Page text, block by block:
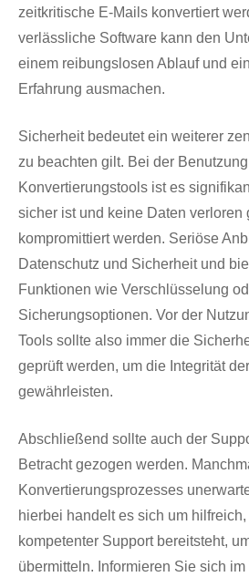
zeitkritische E-Mails konvertiert
verlässliche Software kann den
einem reibungslosen Ablauf und
Erfahrung ausmachen.
Sicherheit bedeutet ein weiterer
zu beachten gilt. Bei der
Konvertierungstools ist es
sicher ist und keine Daten verloren
kompromittiert werden. Seriöse
Datenschutz und Sicherheit und
Funktionen wie Verschlüsselung
Sicherungsoptionen. Vor der
Tools sollte also immer die
geprüft werden, um die Integrität
gewährleisten.
Abschließend sollte auch der
Betracht gezogen werden.
Konvertierungsprozesses
hierbei handelt es sich um
kompetenter Support bereitsteht,
übermitteln. Informieren Sie sich